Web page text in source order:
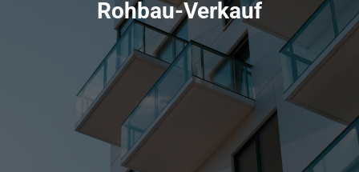
Rohbau-Verkauf